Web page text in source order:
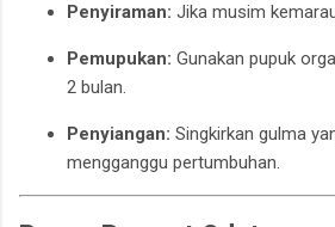
Penyiraman: Jika musim
Pemupukan: Gunakan pupuk
2 bulan.
Penyiangan: Singkirkan gulma
mengganggu pertumbuhan.